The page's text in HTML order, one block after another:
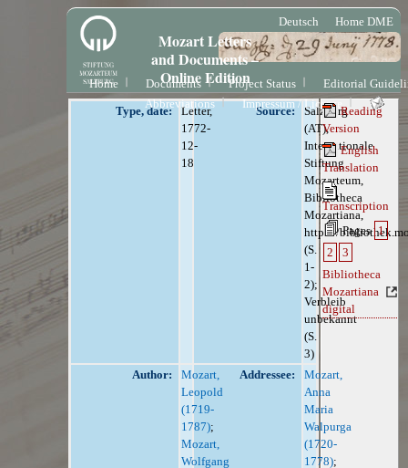
Deutsch Home DME
Mozart Letters
and Documents –
Online Edition
Home Documents Project Status
Editorial
Abbreviations
Impressum / License
Type, date:
Letter,
1772-
12-
18
Source:
Salzburg
(AT),
Internationale
Stiftung
Mozarteum,
Bibliotheca
Mozartiana,
https://
(S.
1-
2);
Verbleib
unbekannt
(S.
3)
Author:
Mozart,
Leopold
(1719-
1787);
Mozart,
Wolfgang
Addressee:
Mozart,
Anna
Maria
Walpurga
(1720-
1778);
Reading
Version
English
Translation
Transcription
Pages 1
2
3
Bibliotheca
Mozartiana
digital